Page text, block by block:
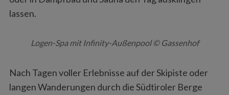
lassen.
Logen-Spa mit Infinity-Außenpool © Gassenhof
Nach Tagen voller Erlebnisse auf der Skipiste oder
langen Wanderungen durch die Südtiroler Berge